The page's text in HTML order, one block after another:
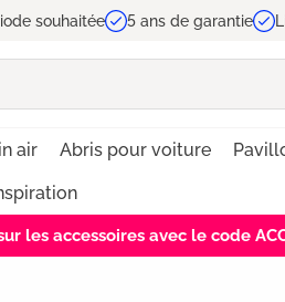
souhaitée 5 ans de garantie
air Abris pour voiture
les accessoires avec le code